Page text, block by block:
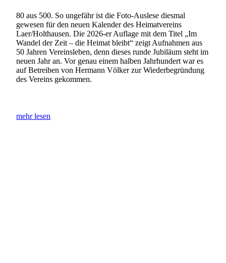
80 aus 500. So ungefähr ist die Foto-Auslese diesmal
gewesen für den neuen Kalender des Heimatvereins
Laer/Holthausen. Die 2026-er Auflage mit dem Titel „Im
Wandel der Zeit – die Heimat bleibt“ zeigt Aufnahmen aus
50 Jahren Vereinsleben, denn dieses runde Jubiläum steht im
neuen Jahr an. Vor genau einem halben Jahrhundert war es
auf Betreiben von Hermann Völker zur Wiederbegründung
des Vereins gekommen.
mehr lesen